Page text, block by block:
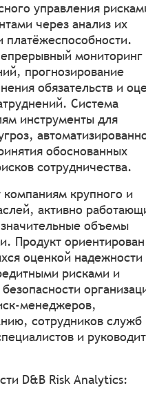
управления
через анализ их
платёжеспособности.
мониторинг
прогнозирование
обязательств и
Система
инструменты для
обоснованных
сотрудничества.
компаниям крупного и
активно
объемы
Продукт
оценкой надежности
рисками и
менеджеров,
сотрудников служб
и
D&B Risk Analytics: